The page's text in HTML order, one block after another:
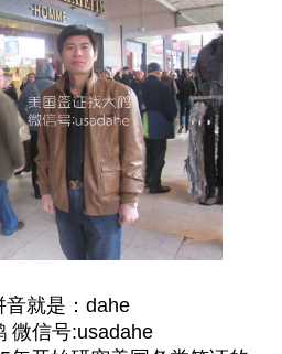
音就是：dahe
微信号:usadahe